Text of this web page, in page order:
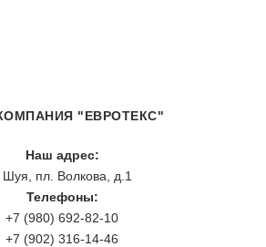
"ЕВРОТЕКС"
Наш адрес:
Шуя, пл. Волкова, д.1
Телефоны:
+7 (980) 692-82-10
+7 (902) 316-14-46